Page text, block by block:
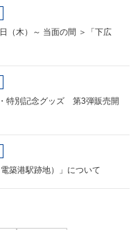
（木）～ 当面の間 ＞「下広
特別記念グッズ 第3弾販売開
築港駅跡地）」について